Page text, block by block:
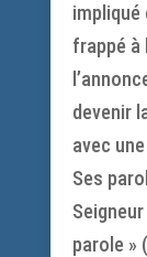
impliqué
frappé à
devenir
avec
Ses
parole » (